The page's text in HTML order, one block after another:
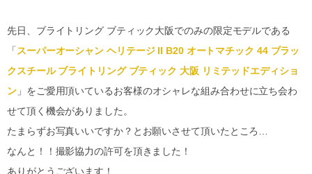
先日、ブライトリング ブティック大阪でのみの限定モデルである
「スーパーオーシャン ヘリテージ II B20 オートマチック 44 ブラッ
クスチール ブライトリング ブティック 大阪 リミテッドエディショ
ン」をご愛用頂いているお客様のオシャレな組み合わせに立ち会わ
せて頂く機会がありました。
たまらずお写真いいですか？とお願いさせて頂いたところ…
なんと！！撮影協力の許可を頂きました！
ありがとうございます！